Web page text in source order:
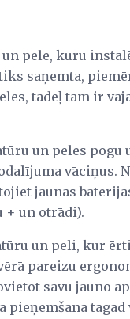
pele, kuru
saņemta,
tādēļ tām ir
un peles pogu
vāciņus.
jaunas
+ un otrādi).
un peli, kur
pareizu
savu jauno
pieņemšana